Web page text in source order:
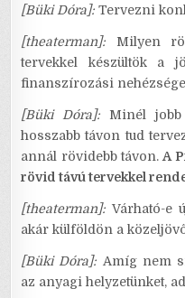
[Büki Dóra]: Tervezni
[theaterman]: Milyen
tervekkel készültök a
finanszírozási
[Büki Dóra]: Minél
hosszabb távon tud
annál rövidebb távon.A
rövid távú tervekkel
[theaterman]:Várható-e
akár külföldön a
[Büki Dóra]: Amíg nem
az anyagi helyzetünket,